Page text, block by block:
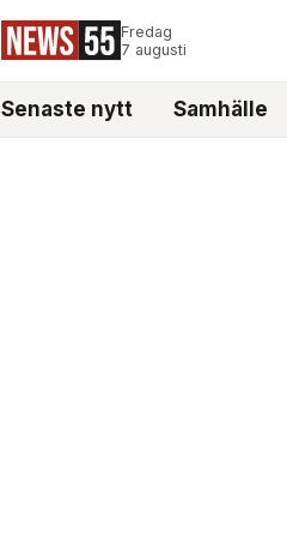
Fredag
7 augusti
Senaste nytt Samhälle